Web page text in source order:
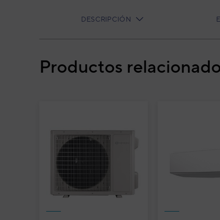
CURRENT
DESCRIPCIÓN
Fuijtsu Waterstage Split Diseño Integrado
Productos